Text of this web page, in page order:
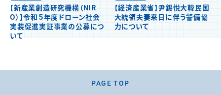
【新産業創造研究機構（NIR
O）】令和５年度ドローン社会
実装促進実証事業の公募につ
いて
【経済産業省】尹錫悦大韓民国
大統領夫妻来日に伴う警備協
力について
PAGE TOP